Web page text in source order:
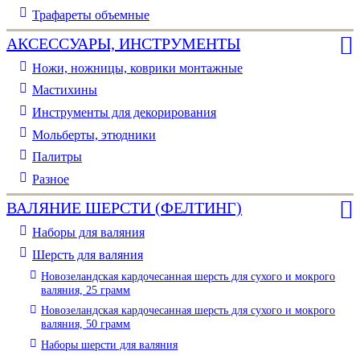
Трафареты объемные
АКСЕССУАРЫ, ИНСТРУМЕНТЫ
Ножи, ножницы, коврики монтажные
Мастихины
Инструменты для декорирования
Мольберты, этюдники
Палитры
Разное
ВАЛЯНИЕ ШЕРСТИ (ФЕЛТИНГ)
Наборы для валяния
Шерсть для валяния
Новозеландская кардочесанная шерсть для сухого и мокрого
валяния, 25 грамм
Новозеландская кардочесанная шерсть для сухого и мокрого
валяния, 50 грамм
Наборы шерсти для валяния